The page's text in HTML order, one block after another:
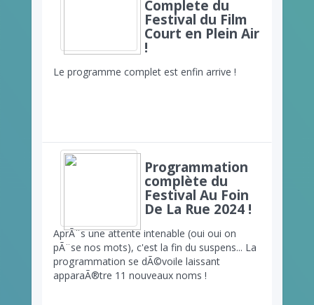
Complete du
Festival du Film
Court en Plein Air
!
Le programme complet est enfin arrive !
Programmation
complète du
Festival Au Foin
De La Rue 2024 !
AprÃ¨s une attente intenable (oui oui on
pÃ¨se nos mots), c'est la fin du suspens... La
programmation se dÃ©voile laissant
apparaÃ®tre 11 nouveaux noms !